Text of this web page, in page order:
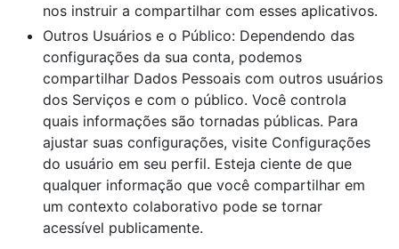
nos instruir a compartilhar com esses aplicativos.
Outros Usuários e o Público: Dependendo das
configurações da sua conta, podemos
compartilhar Dados Pessoais com outros usuários
dos Serviços e com o público. Você controla
quais informações são tornadas públicas. Para
ajustar suas configurações, visite Configurações
do usuário em seu perfil. Esteja ciente de que
qualquer informação que você compartilhar em
um contexto colaborativo pode se tornar
acessível publicamente.